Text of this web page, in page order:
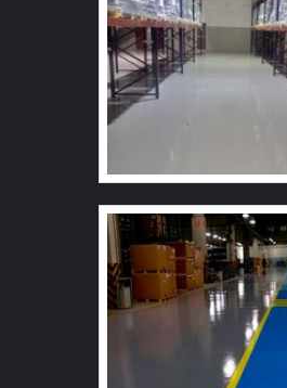
é possível poupar gastos
diversos motivos para a Anlik
destaque quando pensamos
entrega confiança e produtos
desses motivos são: Ótimo
vasta experiência na área de
personalizado; Diversas
disponíveis; Amplo
Comprometimento com o
ASSERTIVIDADE NO
Soluções as melhores
disposição quando se
emborrachado para playground.
itens como faixa de sinalização